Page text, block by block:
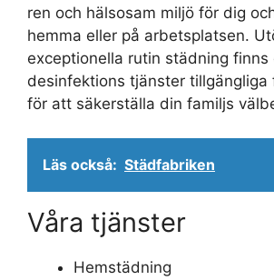
ren och hälsosam miljö för dig
hemma eller på arbetsplatsen.
exceptionella rutin städning finns
desinfektions tjänster tillgängliga
för att säkerställa din familjs
Läs också: Städfabriken
Våra tjänster
Hemstädning